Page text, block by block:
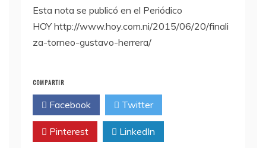
Esta nota se publicó en el Periódico
HOY http://www.hoy.com.ni/2015/06/20/finali
za-torneo-gustavo-herrera/
COMPARTIR
Facebook Twitter
Pinterest LinkedIn